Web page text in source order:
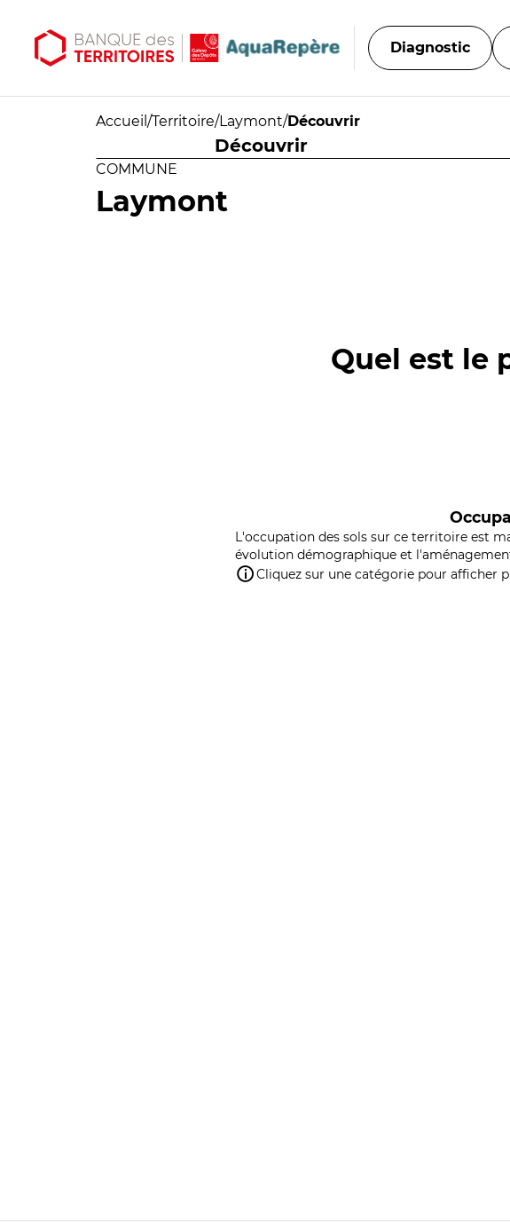
Diagnostic
Accueil /Territoire/Laymont/Découvrir
Découvrir
COMMUNE
Laymont
Quel est le
L'occupation des sols sur ce territoire est
évolution démographique et
Cliquez sur une catégorie pour afficher